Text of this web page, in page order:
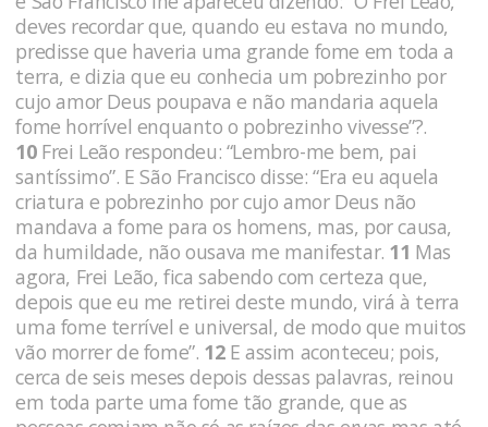
deves recordar que, quando eu estava no mundo,
predisse que haveria uma grande fome em toda a
terra, e dizia que eu conhecia um pobrezinho por
cujo amor Deus poupava e não mandaria aquela
fome horrível enquanto o pobrezinho vivesse”?.
10 Frei Leão respondeu: “Lembro-me bem, pai
santíssimo”. E São Francisco disse: “Era eu aquela
criatura e pobrezinho por cujo amor Deus não
mandava a fome para os homens, mas, por causa,
da humildade, não ousava me manifestar. 11 Mas
agora, Frei Leão, fica sabendo com certeza que,
depois que eu me retirei deste mundo, virá à terra
uma fome terrível e universal, de modo que muitos
vão morrer de fome”. 12 E assim aconteceu; pois,
cerca de seis meses depois dessas palavras, reinou
em toda parte uma fome tão grande, que as